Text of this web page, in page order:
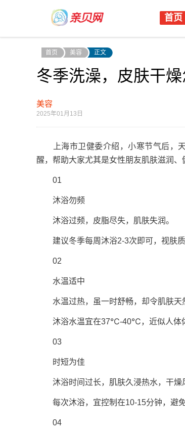
首页
首页 美容 正文
冬季洗澡，皮肤干
美容
2025年01月13日
上海市卫健委介绍，小寒节气后，天
醒，帮助大家尤其是女性朋友肌肤滋润、
01
沐浴勿频
沐浴过频，皮脂尽失，肌肤失润。
建议冬季每周沐浴2-3次即可，视肤质
02
水温适中
水温过热，虽一时舒畅，却令肌肤天
沐浴水温宜在37℃-40℃，近似人体体
03
时短为佳
沐浴时间过长，肌肤久浸热水，干燥
每次沐浴，宜控制在10-15分钟，避免
04